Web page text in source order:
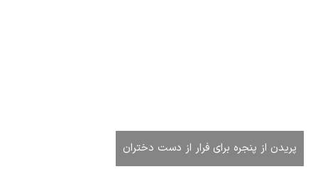
پریدن از پنجره برای فرار از دست دختران